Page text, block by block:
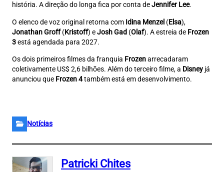
história. A direção do longa fica por conta deJennifer Lee.
O elenco de voz original retorna com Idina Menzel (Elsa),
Jonathan Groff(Kristoff) eJosh Gad (Olaf). A estreia de Frozen
3está agendada para 2027.
Os dois primeiros filmes da franquia Frozenarrecadaram
coletivamente US$ 2,6 bilhões. Além do terceiro filme, a Disney já
anunciou que Frozen 4também está em desenvolvimento.
Notícias
Patricki Chites